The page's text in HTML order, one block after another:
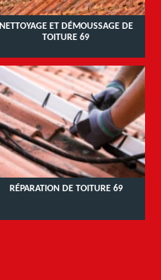
NETTOYAGE ET DÉMOUSSAGE DE
TOITURE 69
RÉPARATION DE TOITURE 69